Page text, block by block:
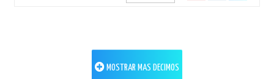
MOSTRAR MAS DECIMOS